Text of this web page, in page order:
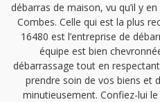
débarras de maison, vu qu’il y
Combes. Celle qui est la plus
16480 est l’entreprise de
équipe est bien
débarrassage tout en
prendre soin de vos biens et
minutieusement. Confiez-lui